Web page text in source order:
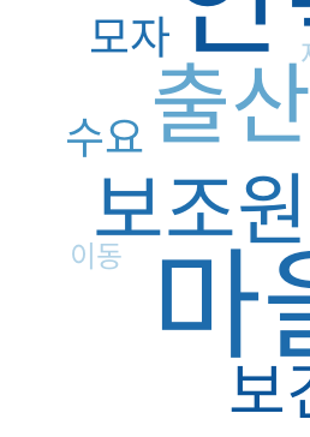
마
출산
보조원
보
모자
수요
이동